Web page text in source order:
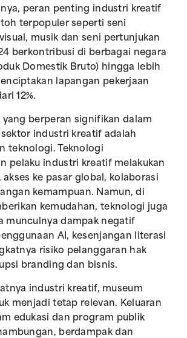
peran penting industri kreatif
terpopuler seperti seni
musik dan seni pertunjukan
berkontribusi di berbagai negara
Domestik Bruto) hingga lebih
lapangan pekerjaan
12%.
yang berperan signifikan dalam
industri kreatif adalah
teknologi. Teknologi
pelaku industri kreatif melakukan
akses ke pasar global, kolaborasi
kemampuan. Namun, di
kemudahan, teknologi juga
munculnya dampak negatif
AI, kesenjangan literasi
risiko pelanggaran hak
branding dan bisnis.
industri kreatif, museum
menjadi tetap relevan. Keluaran
edukasi dan program publik
berdampak dan